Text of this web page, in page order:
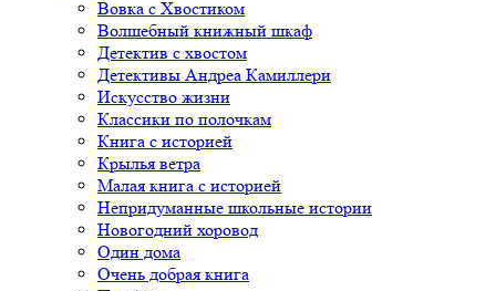
Вовка с Хвостиком
Волшебный книжный шкаф
Детектив с хвостом
Детективы Андреа Камиллери
Искусство жизни
Классики по полочкам
Книга с историей
Крылья ветра
Малая книга с историей
Непридуманные школьные истории
Новогодний хоровод
Один дома
Очень добрая книга